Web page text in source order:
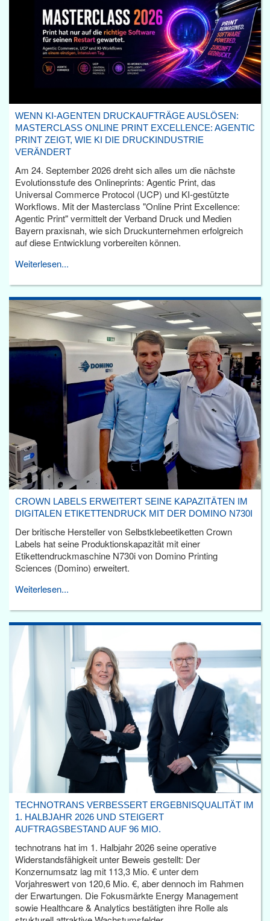
WENN KI-AGENTEN DRUCKAUFTRÄGE AUSLÖSEN:
MASTERCLASS ONLINE PRINT EXCELLENCE: AGENTIC
PRINT ZEIGT, WIE KI DIE DRUCKINDUSTRIE
VERÄNDERT
Am 24. September 2026 dreht sich alles um die nächste
Evolutionsstufe des Onlineprints: Agentic Print, das
Universal Commerce Protocol (UCP) und KI-gestützte
Workflows. Mit der Masterclass "Online Print Excellence:
Agentic Print" vermittelt der Verband Druck und Medien
Bayern praxisnah, wie sich Druckunternehmen erfolgreich
auf diese Entwicklung vorbereiten können.
Weiterlesen...
CROWN LABELS ERWEITERT SEINE KAPAZITÄTEN IM
DIGITALEN ETIKETTENDRUCK MIT DER DOMINO N730I
Der britische Hersteller von Selbstklebeetiketten Crown
Labels hat seine Produktionskapazität mit einer
Etikettendruckmaschine N730i von Domino Printing
Sciences (Domino) erweitert.
Weiterlesen...
TECHNOTRANS VERBESSERT ERGEBNISQUALITÄT IM
1. HALBJAHR 2026 UND STEIGERT
AUFTRAGSBESTAND AUF 96 MIO.
technotrans hat im 1. Halbjahr 2026 seine operative
Widerstandsfähigkeit unter Beweis gestellt: Der
Konzernumsatz lag mit 113,3 Mio. € unter dem
Vorjahreswert von 120,6 Mio. €, aber dennoch im Rahmen
der Erwartungen. Die Fokusmärkte Energy Management
sowie Healthcare & Analytics bestätigten ihre Rolle als